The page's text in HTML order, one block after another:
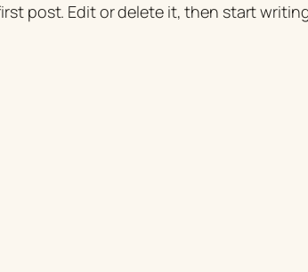
post. Edit or delete it, then start